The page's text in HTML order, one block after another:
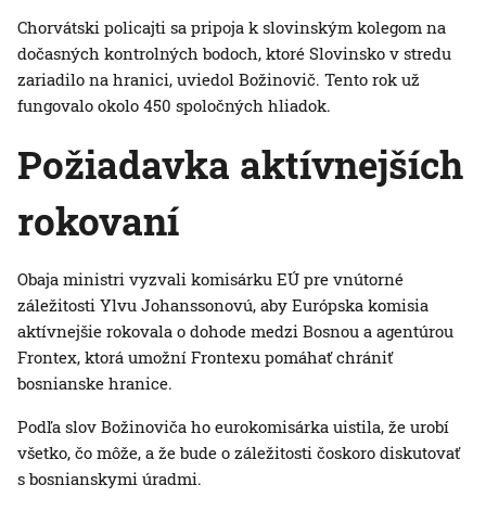
Chorvátski policajti sa pripoja k slovinským kolegom na
dočasných kontrolných bodoch, ktoré Slovinsko v stredu
zariadilo na hranici, uviedol Božinovič. Tento rok už
fungovalo okolo 450 spoločných hliadok.
Požiadavka aktívnejších
rokovaní
Obaja ministri vyzvali komisárku EÚ pre vnútorné
záležitosti Ylvu Johanssonovú, aby Európska komisia
aktívnejšie rokovala o dohode medzi Bosnou a agentúrou
Frontex, ktorá umožní Frontexu pomáhať chrániť
bosnianske hranice.
Podľa slov Božinoviča ho eurokomisárka uistila, že urobí
všetko, čo môže, a že bude o záležitosti čoskoro diskutovať
s bosnianskymi úradmi.